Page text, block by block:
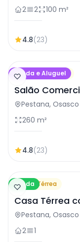
2
2 100 m²
4.8(23)
Venda e Aluguel
Salão Comercial
Salão
Pestana, Osasco
260 m²
4.8(23)
Venda
Casa Térrea
Casa Térrea
Osasco
Pestana, Osasco
2
1